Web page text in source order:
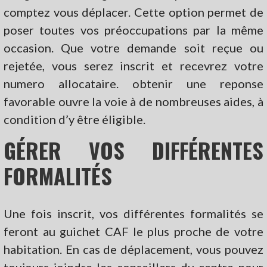
comptez vous déplacer. Cette option permet de
poser toutes vos préoccupations par la même
occasion. Que votre demande soit reçue ou
rejetée, vous serez inscrit et recevrez votre
numero allocataire. obtenir une reponse
favorable ouvre la voie à de nombreuses aides, à
condition d’y être éligible.
GÉRER VOS DIFFÉRENTES
FORMALITÉS
Une fois inscrit, vos différentes formalités se
feront au guichet CAF le plus proche de votre
habitation. En cas de déplacement, vous pouvez